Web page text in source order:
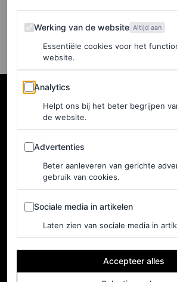
Home
Adverteren
Nieuwsbrief
Werking van de website
Werking van de website Altijd aan
Essentiële cookies voor het
website.
Analytics
Analytics
Helpt ons bij het beter begrijpen
de website.
Advertenties
Advertenties
Beter aanleveren van gerichte
gebruik van cookies.
Sociale media in artikelen
Sociale media in artikelen
Laten zien van sociale media in
Accepteer alles